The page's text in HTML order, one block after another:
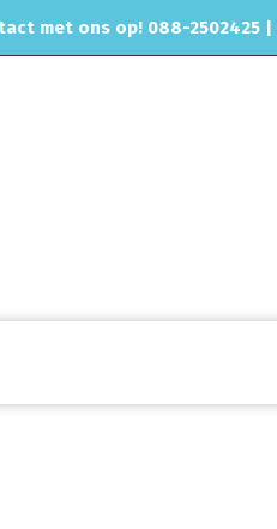
met ons op! 088-2502425 |